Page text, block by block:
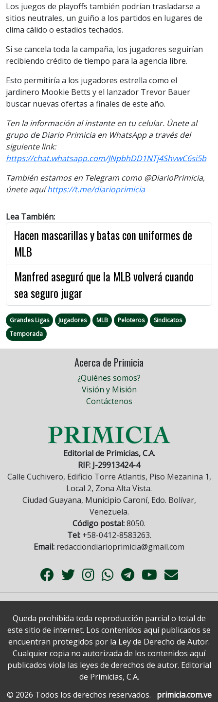
Los juegos de playoffs también podrían trasladarse a
sitios neutrales, un guiño a los partidos en lugares de
clima cálido o estadios techados.
Si se cancela toda la campaña, los jugadores seguirían
recibiendo crédito de tiempo para la agencia libre.
Esto permitiría a los jugadores estrella como el
jardinero Mookie Betts y el lanzador Trevor Bauer
buscar nuevas ofertas a finales de este año.
Ten la información al instante en tu celular. Únete al
grupo de Diario Primicia en WhatsApp a través del
siguiente link:
https://chat.whatsapp.com/JNpbhDD1NTj4ShvwC6si5b
También estamos en Telegram como @DiarioPrimicia,
únete aquíhttps://t.me/diarioprimicia
Lea También:
Hacen mascarillas y batas con uniformes de
MLB
Manfred aseguró que la MLB volverá cuando
sea seguro jugar
Grandes Ligas Jugadores MLB Peloteros
Sindicatos
Temporada
Acerca de Primicia
¿Quiénes somos?
Visión y Misión
Contáctenos
Editorial de Primicias, C.A.
RIF: J-29913424-4
Calle Cuchivero, Edificio Torre Atlantis, Piso Mezanina 1,
Local 2, Zona Alta Vista.
Ciudad Guayana, Municipio Caroní, Edo. Bolívar,
Venezuela.
Código postal:8050.
Tel:+58-0412-8583263.
Email: redacciondiarioprimicia@gmail.com
Queda prohibida toda reproducción parcial o total de
este sitio de internet. Los contenidos aquí publicados se
encuentran protegidos por la Ley de Derecho de Autor.
Cualquier copia no autorizada de los contenidos aquí
publicados viola las leyes de derechos de autor. Editorial
de Primicias, C.A.
© 2026 Todos los derechos reservados.
primicia.com.ve